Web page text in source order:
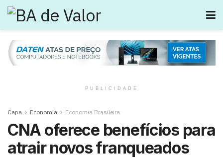
PUBLICIDADE
Capa Economia Economia Brasileira
CNA oferece benefícios para
atrair novos franqueados